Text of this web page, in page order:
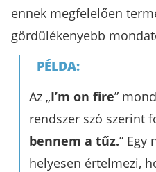
ennek megfelelően
gördülékenyebb
PÉLDA:
Az „I’m on fire”
rendszer szó szerint
bennem a tűz.” Egy
helyesen értelmezi,